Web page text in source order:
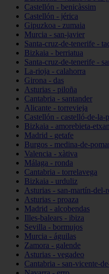
Castellón - benicàssim
Castellón - jérica
Gipuzkoa - zumaia
Murcia - san-javier
Santa-cruz-de-tenerife -
Bizkaia - berriatua
Santa-cruz-de-tenerife -
La-rioja - calahorra
Girona - das
Asturias - piloña
Cantabria - santander
Alicante - torrevieja
Castellón - castelló-de-la-
Bizkaia - amorebieta-
Madrid - getafe
Burgos - medina-de-
Valencia - xàtiva
Málaga - ronda
Cantabria - torrelavega
Bizkaia - urduliz
Asturias - san-martín-del-
Asturias - proaza
Madrid - alcobendas
Illes-balears - ibiza
Sevilla - bormujos
Murcia - águilas
Zamora - galende
Asturias - vegadeo
Cantabria - san-vicente-